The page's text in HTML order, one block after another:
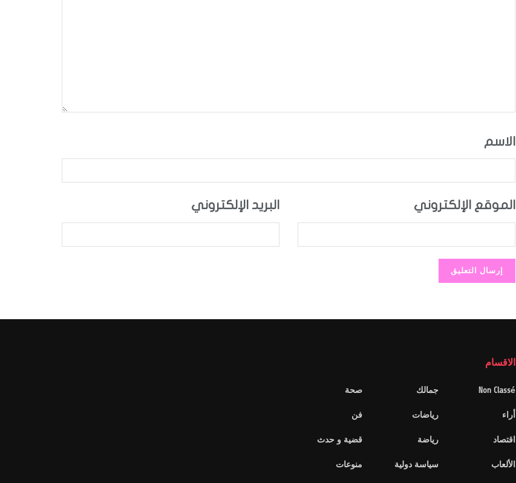
الاسم
البريد الإلكتروني الموقع الإلكتروني
الاقسام
Non Classé
أراء
اقتصاد
الألعاب
جمالك
رياضات
رياضة
سياسة دولية
صحة
فن
قضية و حدث
منوعات